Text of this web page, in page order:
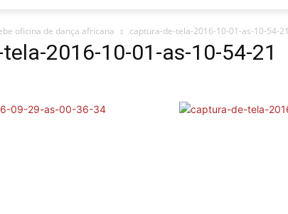
oficina de dança africana captura-de-tela-2016-10-01-as-10-54-21
2016-10-01-as-10-54-21